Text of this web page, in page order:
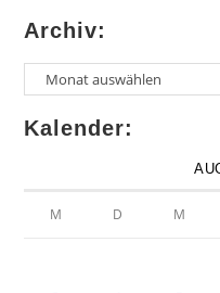
Archiv:
Kalender:
M D M